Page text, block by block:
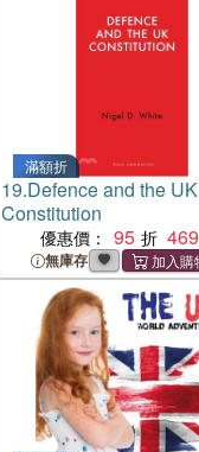
滿額折
19.Defence and the UK
Constitution
優惠價： 95 469
無庫存